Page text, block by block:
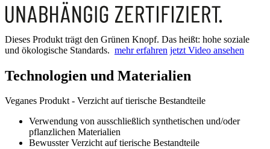
Dieses Produkt trägt den Grünen Knopf. Das heißt: hohe soziale
und ökologische Standards. mehr erfahren jetzt Video ansehen
Technologien und Materialien
Veganes Produkt - Verzicht auf tierische Bestandteile
Verwendung von ausschließlich synthetischen und/oder
pflanzlichen Materialien
Bewusster Verzicht auf tierische Bestandteile